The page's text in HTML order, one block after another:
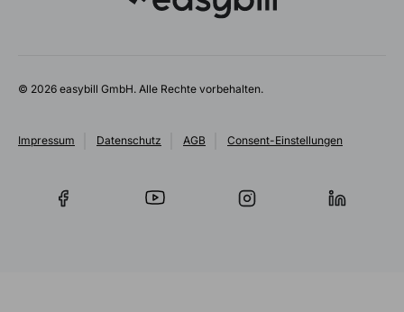
© 2026 easybill GmbH. Alle Rechte vorbehalten.
Impressum Datenschutz AGB Consent-Einstellungen